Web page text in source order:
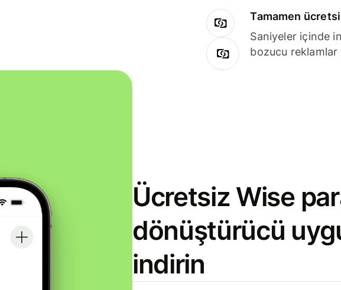
Tamamen
Saniyeler içinde
bozucu reklamlar
Ücretsiz Wise
dönüştürücü
indirin